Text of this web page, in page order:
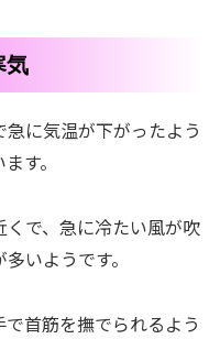
気
に気温が下がったよう
す。
で、急に冷たい風が吹
いようです。
首筋を撫でられるよう